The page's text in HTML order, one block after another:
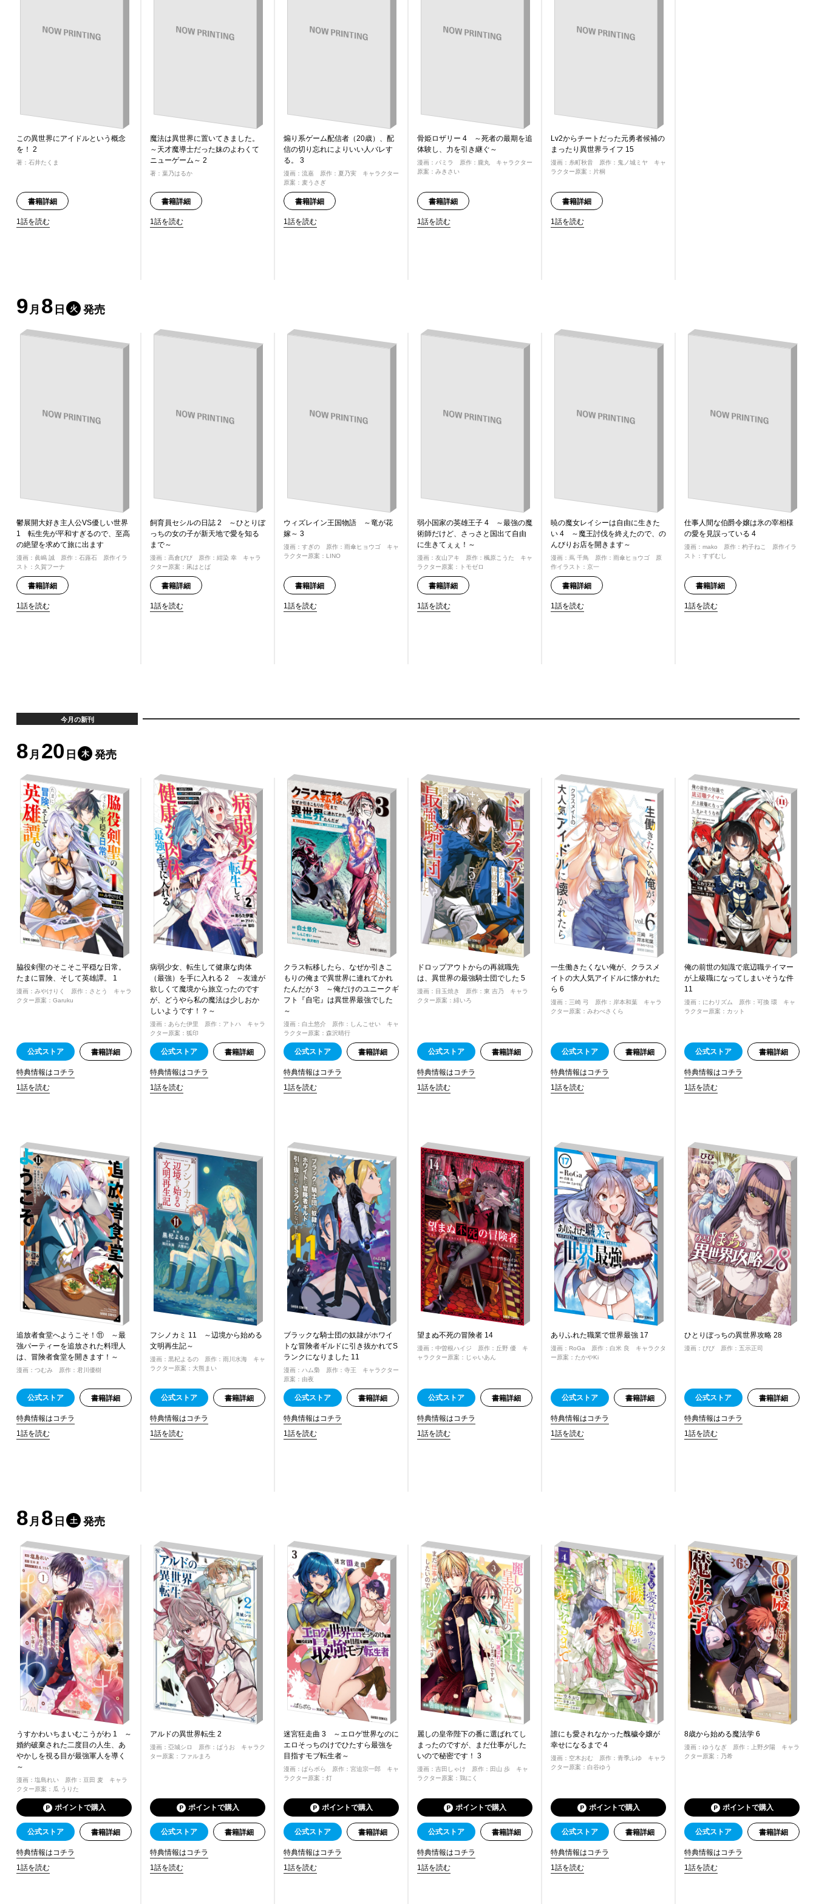
この異世界にアイドルという概念
を！ 2
著：石井たくま
書籍詳細
1話を読む
魔法は異世界に置いてきました。
～天才魔導士だった妹のよわくて
ニューゲーム～ 2
著：葉乃はるか
書籍詳細
1話を読む
煽り系ゲーム配信者（20歳）、配
信の切り忘れによりいい人バレす
る。 3
漫画：流嘉 原作：夏乃実 キャラクター
原案：麦うさぎ
書籍詳細
1話を読む
骨姫ロザリー 4 ～死者の最期を追
体験し、力を引き継ぐ～
漫画：パミラ 原作：朧丸 キャラクター
原案：みきさい
書籍詳細
1話を読む
Lv2からチートだった元勇者候補の
まったり異世界ライフ 15
漫画：糸町秋音 原作：鬼ノ城ミヤ キャ
ラクター原案：片桐
書籍詳細
1話を読む
9 月 8 日 火 発売
鬱展開大好き主人公VS優しい世界
1 転生先が平和すぎるので、至高
の絶望を求めて旅に出ます
漫画：眞嶋 誠 原作：石蕗石 原作イラ
スト：久賀フーナ
書籍詳細
1話を読む
飼育員セシルの日誌 2 ～ひとりぼ
っちの女の子が新天地で愛を知る
まで～
漫画：高倉びび 原作：紺染 幸 キャラ
クター原案：凩はとば
書籍詳細
1話を読む
ウィズレイン王国物語 ～竜が花
嫁～ 3
漫画：すぎの 原作：雨傘ヒョウゴ キャ
ラクター原案：LINO
書籍詳細
1話を読む
弱小国家の英雄王子 4 ～最強の魔
術師だけど、さっさと国出て自由
に生きてぇぇ！～
漫画：友山アキ 原作：楓原こうた キャ
ラクター原案：トモゼロ
書籍詳細
1話を読む
暁の魔女レイシーは自由に生きた
い 4 ～魔王討伐を終えたので、の
んびりお店を開きます～
漫画：蔦 千鳥 原作：雨傘ヒョウゴ 原
作イラスト：京一
書籍詳細
1話を読む
仕事人間な伯爵令嬢は氷の宰相様
の愛を見誤っている 4
漫画：mako 原作：杓子ねこ 原作イラ
スト：すずむし
書籍詳細
1話を読む
今月の新刊
8 月 20 日 木 発売
脇役剣聖のそこそこ平穏な日常。
たまに冒険、そして英雄譚。 1
漫画：みやけりく 原作：さとう キャラ
クター原案：Garuku
公式ストア 書籍詳細
特典情報はコチラ
1話を読む
病弱少女、転生して健康な肉体
（最強）を手に入れる 2 ～友達が
欲しくて魔境から旅立ったのです
が、どうやら私の魔法は少しおか
しいようです！？～
漫画：あらた伊里 原作：アトハ キャラ
クター原案：狐印
公式ストア 書籍詳細
特典情報はコチラ
1話を読む
クラス転移したら、なぜか引きこ
もりの俺まで異世界に連れてかれ
たんだが 3 ～俺だけのユニークギ
フト『自宅』は異世界最強でした
～
漫画：白土悠介 原作：しんこせい キャ
ラクター原案：森沢晴行
公式ストア 書籍詳細
特典情報はコチラ
1話を読む
ドロップアウトからの再就職先
は、異世界の最強騎士団でした 5
漫画：目玉焼き 原作：東 吉乃 キャラ
クター原案：緋いろ
公式ストア 書籍詳細
特典情報はコチラ
1話を読む
一生働きたくない俺が、クラスメ
イトの大人気アイドルに懐かれた
ら 6
漫画：三崎 弓 原作：岸本和葉 キャラ
クター原案：みわべさくら
公式ストア 書籍詳細
特典情報はコチラ
1話を読む
俺の前世の知識で底辺職テイマー
が上級職になってしまいそうな件
11
漫画：にわリズム 原作：可換 環 キャ
ラクター原案：カット
公式ストア 書籍詳細
特典情報はコチラ
1話を読む
追放者食堂へようこそ！⑪ ～最
強パーティーを追放された料理人
は、冒険者食堂を開きます！～
漫画：つむみ 原作：君川優樹
公式ストア 書籍詳細
特典情報はコチラ
1話を読む
フシノカミ 11 ～辺境から始める
文明再生記～
漫画：黒杞よるの 原作：雨川水海 キャ
ラクター原案：大熊まい
公式ストア 書籍詳細
特典情報はコチラ
1話を読む
ブラックな騎士団の奴隷がホワイ
トな冒険者ギルドに引き抜かれてS
ランクになりました 11
漫画：ハム梟 原作：寺王 キャラクター
原案：由夜
公式ストア 書籍詳細
特典情報はコチラ
1話を読む
望まぬ不死の冒険者 14
漫画：中曽根ハイジ 原作：丘野 優 キ
ャラクター原案：じゃいあん
公式ストア 書籍詳細
特典情報はコチラ
1話を読む
ありふれた職業で世界最強 17
漫画：RoGa 原作：白米 良 キャラクタ
ー原案：たかやKi
公式ストア 書籍詳細
特典情報はコチラ
1話を読む
ひとりぼっちの異世界攻略 28
漫画：びび 原作：五示正司
公式ストア 書籍詳細
特典情報はコチラ
1話を読む
8 月 8 日 土 発売
うすかわいちまいむこうがわ 1 ～
婚約破棄された二度目の人生、あ
やかしを視る目が最強軍人を導く
～
漫画：塩島れい 原作：豆田 麦 キャラ
クター原案：瓜 うりた
ポイントで購入
公式ストア 書籍詳細
特典情報はコチラ
1話を読む
アルドの異世界転生 2
漫画：亞城シロ 原作：ばうお キャラク
ター原案：ファルまろ
ポイントで購入
公式ストア 書籍詳細
特典情報はコチラ
1話を読む
迷宮狂走曲 3 ～エロゲ世界なのに
エロそっちのけでひたすら最強を
目指すモブ転生者～
漫画：ぱらボら 原作：宮迫宗一郎 キャ
ラクター原案：灯
ポイントで購入
公式ストア 書籍詳細
特典情報はコチラ
1話を読む
麗しの皇帝陛下の番に選ばれてし
まったのですが、まだ仕事がした
いので秘密です！ 3
漫画：吉田しゃけ 原作：田山 歩 キャ
ラクター原案：鶏にく
ポイントで購入
公式ストア 書籍詳細
特典情報はコチラ
1話を読む
誰にも愛されなかった醜穢令嬢が
幸せになるまで 4
漫画：空木おむ 原作：青季ふゆ キャラ
クター原案：白谷ゆう
ポイントで購入
公式ストア 書籍詳細
特典情報はコチラ
1話を読む
8歳から始める魔法学 6
漫画：ゆうなぎ 原作：上野夕陽 キャラ
クター原案：乃希
ポイントで購入
公式ストア 書籍詳細
特典情報はコチラ
1話を読む